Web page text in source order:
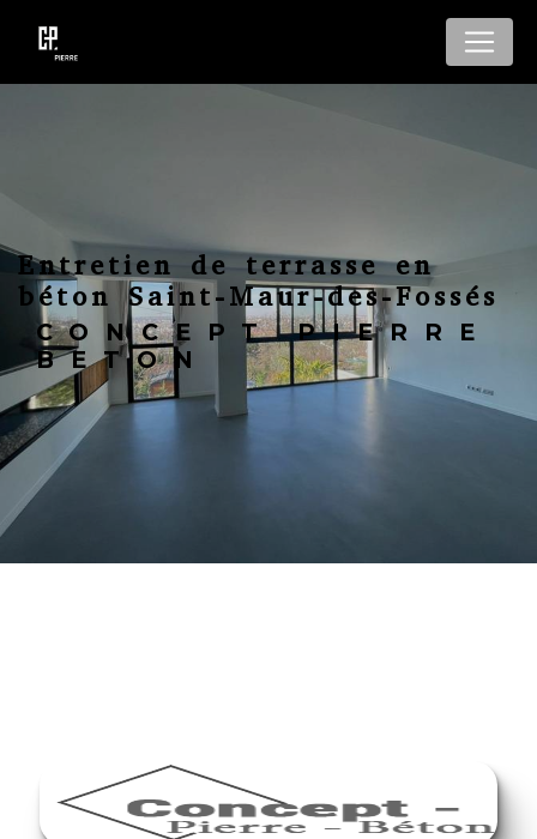
Entretien de terrasse en
béton Saint-Maur-des-Fossés
CONCEPT PIERRE
BETON